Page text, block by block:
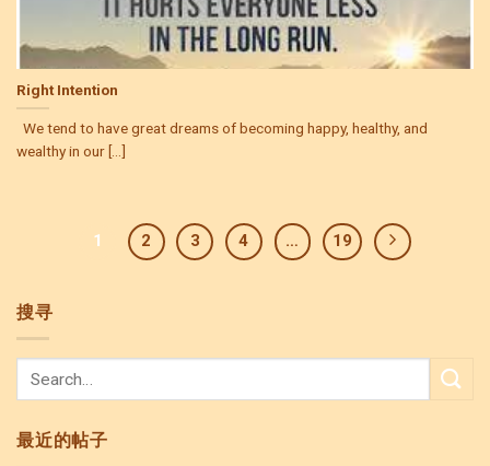
Right Intention
We tend to have great dreams of becoming happy, healthy, and
wealthy in our [...]
1 2 3 4 … 19
搜寻
最近的帖子